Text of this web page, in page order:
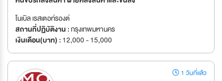
โนเบิล เรสเตอท์รองต์
สถานที่ปฏิบัติงาน :กรุงเทพมหานคร
เงินเดือน(บาท) : 12,000 - 15,000
1 วันที่แล้ว